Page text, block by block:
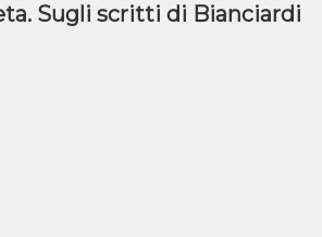
Sugli scritti di Bianciardi